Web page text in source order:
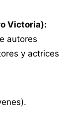
Victoria):
autores
y actrices